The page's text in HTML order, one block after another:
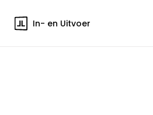
In- en Uitvoer